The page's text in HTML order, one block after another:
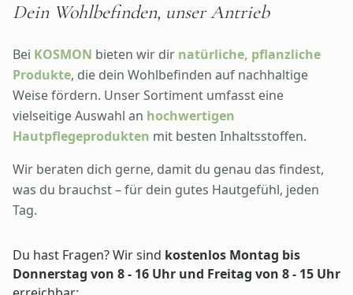
Dein Wohlbefinden, unser Antrieb
Bei KOSMON bieten wir dir natürliche, pflanzliche
Produkte, die dein Wohlbefinden auf nachhaltige
Weise fördern. Unser Sortiment umfasst eine
vielseitige Auswahl an hochwertigen
Hautpflegeprodukten mit besten Inhaltsstoffen.
Wir beraten dich gerne, damit du genau das findest,
was du brauchst – für dein gutes Hautgefühl, jeden
Tag.
Du hast Fragen? Wir sind kostenlos Montag bis
Donnerstag von 8 - 16 Uhr und Freitag von 8 - 15 Uhr